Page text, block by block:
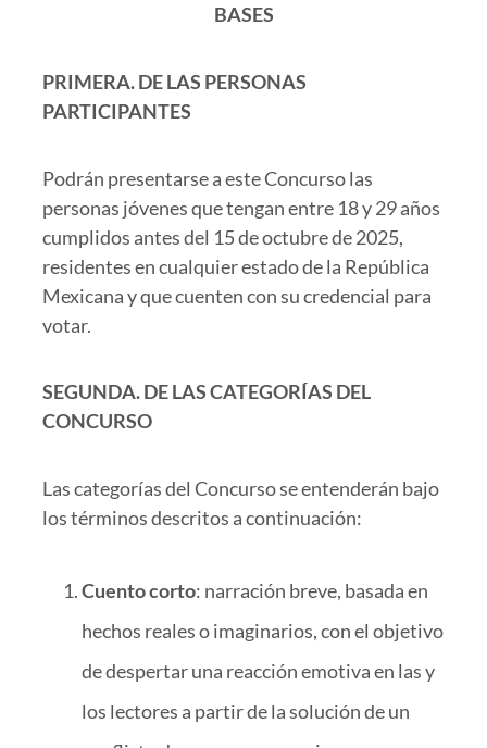
BASES
PRIMERA.DE LAS PERSONAS
PARTICIPANTES
Podrán presentarse a este Concurso las
personas jóvenes que tengan entre 18 y 29 años
cumplidos antes del 15 de octubre de 2025,
residentes en cualquier estado de la República
Mexicana y que cuenten con su credencial para
votar.
SEGUNDA.DE LAS CATEGORÍAS DEL
CONCURSO
Las categorías del Concurso se entenderán bajo
los términos descritos a continuación:
Cuento corto: narración breve, basada en
hechos reales o imaginarios, con el objetivo
de despertar una reacción emotiva en las y
los lectores a partir de la solución de un